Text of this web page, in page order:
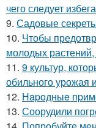
чего следует
9. Садовые
10. Чтобы
молодых
11. 9 культур,
обильного урожая
12. Нapoдныe
13. Соорудили